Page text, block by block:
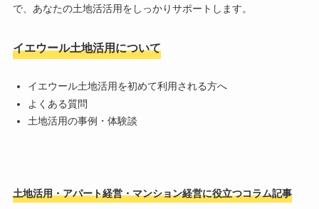
で、あなたの土地活活用をしっかりサポートします。
イエウール土地活用について
イエウール土地活用を初めて利用される方へ
よくある質問
土地活用の事例・体験談
土地活用・アパート経営・マンション経営に役立つコラム記事